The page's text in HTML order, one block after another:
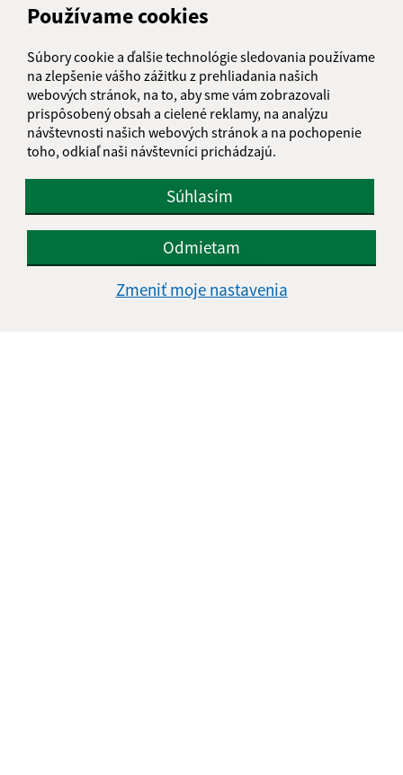
Používame cookies
Súbory cookie a ďalšie technológie sledovania používame
na zlepšenie vášho zážitku z prehliadania našich
webových stránok, na to, aby sme vám zobrazovali
prispôsobený obsah a cielené reklamy, na analýzu
návštevnosti našich webových stránok a na pochopenie
toho, odkiaľ naši návštevníci prichádzajú.
Súhlasím
Odmietam
Zmeniť moje nastavenia
Informácie o stránke:
Vyhlásenie o prístupnosti